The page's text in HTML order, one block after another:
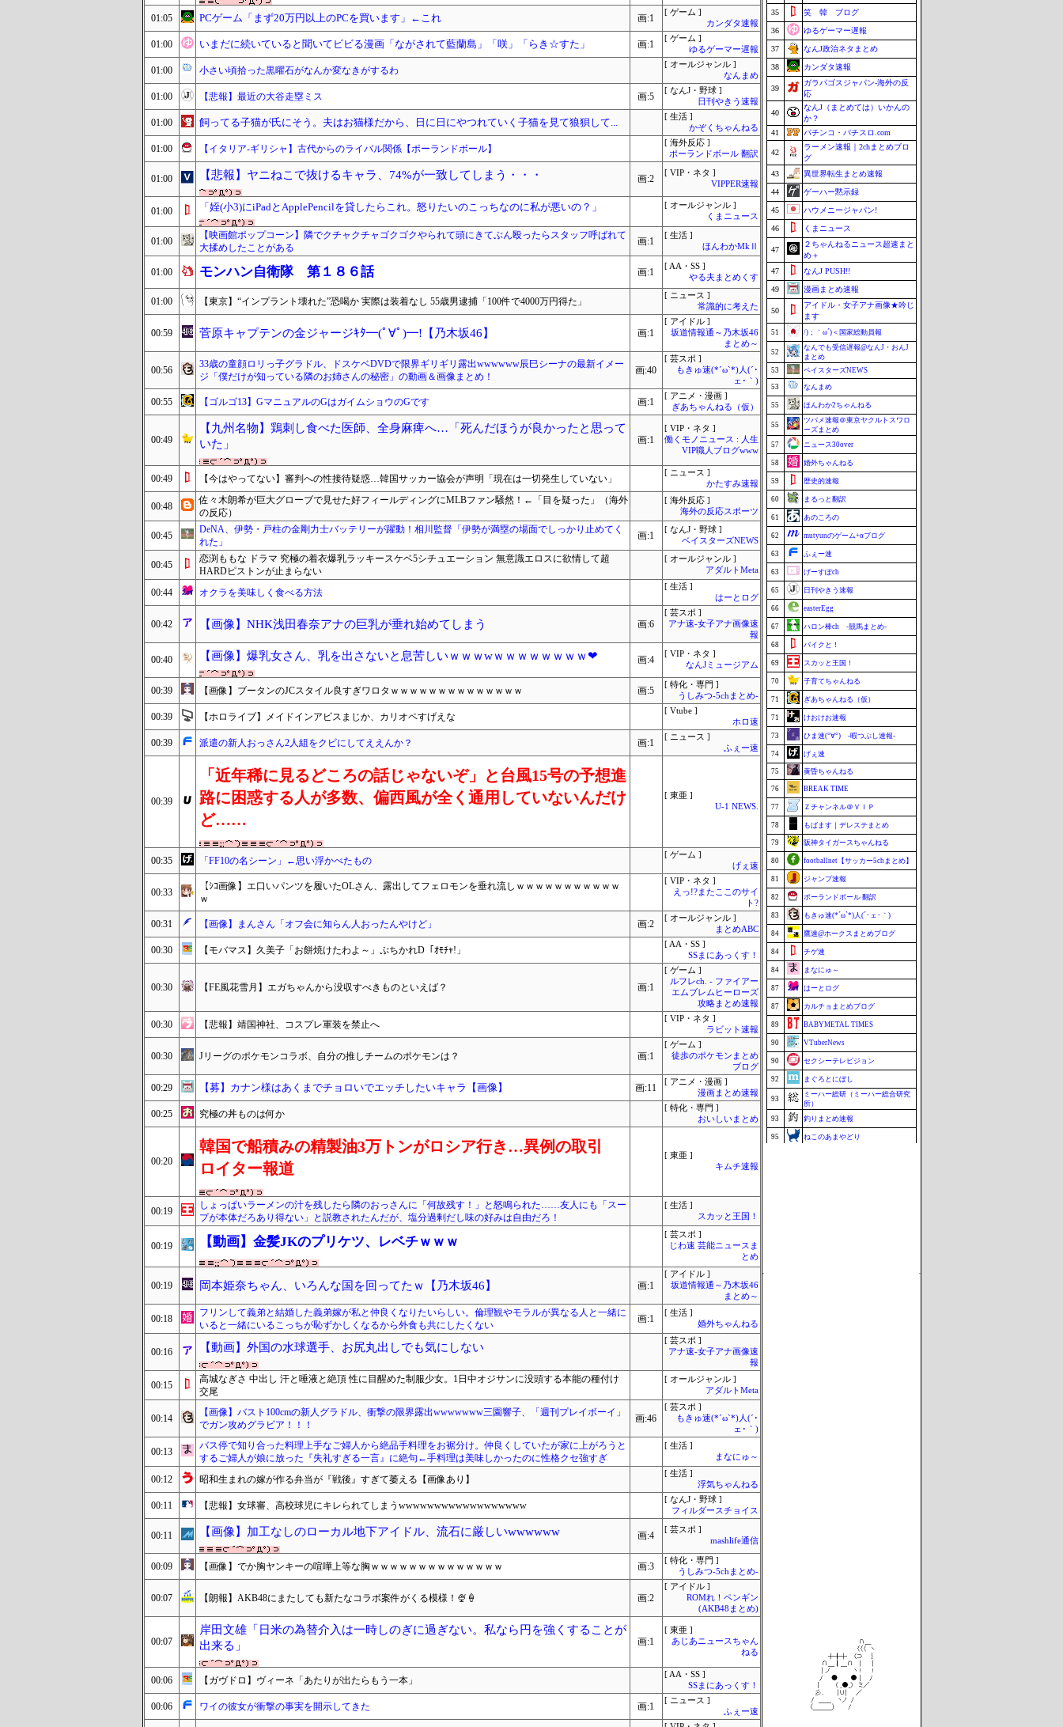
01:05 PCゲーム「まず20万円以上のPCを買います」←これ 画:1
[ ゲーム ]
カンダタ速報
01:00 いまだに続いていると聞いてビビる漫画「ながされて藍蘭島」「咲」「らき☆すた」 画:1
[ ゲーム ]
ゆるゲーマー遅報
01:00 小さい頃拾った黒曜石がなんか変なきがするわ
[ オールジャンル ]
なんまめ
01:00 【悲報】最近の大谷走塁ミス 画:5
[ なんJ・野球 ]
日刊やきう速報
01:00 飼ってる子猫が氏にそう。夫はお猫様だから、日に日にやつれていく子猫を見て狼狽して...
[ 生活 ]
かぞくちゃんねる
01:00 【イタリア-ギリシャ】古代からのライバル関係【ポーランドボール】
[ 海外反応 ]
ポーランドボール 翻訳
01:00 【悲報】ヤニねこで抜けるキャラ、74%が一致してしまう・・・ 画:2
[ VIP・ネタ ]
VIPPER速報
01:00 「姪(小3)にiPadとApplePencilを貸したらこれ。怒りたいのこっちなのに私が悪いの？」
[ オールジャンル ]
くまニュース
01:00
【映画館ポップコーン】隣でクチャクチャゴクゴクやられて頭にきてぶん殴ったらスタッフ呼ばれて
大揉めしたことがある
画:1
[ 生活 ]
ほんわかMkⅡ
01:00 モンハン自衛隊 第１８６話 画:1
[ AA・SS ]
やる夫まとめくす
01:00 【東京】“インプラント壊れた”恐喝か 実際は装着なし 55歳男逮捕「100件で4000万円得た」
[ ニュース ]
常識的に考えた
00:59 菅原キャプテンの金ジャージｷﾀ━(ﾟ∀ﾟ)━!【乃木坂46】 画:1
[ アイドル ]
坂道情報通～乃木坂46
まとめ～
00:56
33歳の童顔ロリっ子グラドル、ドスケベDVDで限界ギリギリ露出wwwwww辰巳シーナの最新イメー
ジ「僕だけが知っている隣のお姉さんの秘密」の動画＆画像まとめ！
画:40
[ 芸スポ ]
もきゅ速(*´ω`*)人(´･
ェ･｀)
00:55 【ゴルゴ13】GマニュアルのGはガイムショウのGです 画:1
[ アニメ・漫画 ]
ぎあちゃんねる（仮）
00:49
【九州名物】鶏刺し食べた医師、全身麻痺へ…「死んだほうが良かったと思って
いた」
画:1
[ VIP・ネタ ]
働くモノニュース : 人生
VIP職人ブログwww
00:49 【今はやってない】審判への性接待疑惑…韓国サッカー協会が声明「現在は一切発生していない」
[ ニュース ]
かたすみ速報
00:48
佐々木朗希が巨大グローブで見せた好フィールディングにMLBファン騒然！←「目を疑った」（海外
の反応）
[ 海外反応 ]
海外の反応スポーツ
00:45
DeNA、伊勢・戸柱の金剛力士バッテリーが躍動！相川監督「伊勢が満塁の場面でしっかり止めてく
れた」
画:1
[ なんJ・野球 ]
ベイスターズNEWS
00:45
恋渕ももな ドラマ 究極の着衣爆乳ラッキースケベ5シチュエーション 無意識エロスに欲情して超
HARDピストンが止まらない
[ オールジャンル ]
アダルトMeta
00:44 オクラを美味しく食べる方法
[ 生活 ]
はーとログ
00:42 【画像】NHK浅田春奈アナの巨乳が垂れ始めてしまう 画:6
[ 芸スポ ]
アナ速‐女子アナ画像速
報
00:40 【画像】爆乳女さん、乳を出さないと息苦しいｗｗｗwｗｗｗｗｗｗｗｗ❤ 画:4
[ VIP・ネタ ]
なんJミュージアム
00:39 【画像】ブータンのJCスタイル良すぎワロタｗｗｗｗｗｗｗｗｗｗｗｗｗｗ 画:5
[ 特化・専門 ]
うしみつ-5chまとめ-
00:39 【ホロライブ】メイドインアビスまじか、カリオペすげえな
[ Vtube ]
ホロ速
00:39 派遣の新人おっさん2人組をクビにしてええんか？ 画:1
[ ニュース ]
ふぇー速
00:39
「近年稀に見るどころの話じゃないぞ」と台風15号の予想進
路に困惑する人が多数、偏西風が全く通用していないんだけ
ど……
[ 東亜 ]
U-1 NEWS.
00:35 「FF10の名シーン」←思い浮かべたもの
[ ゲーム ]
げぇ速
00:33
【ｼｺ画像】エ口いパンツを履いたOLさん、露出してフェロモンを垂れ流しｗｗｗｗｗｗｗｗｗｗｗ
ｗ
[ VIP・ネタ ]
えっ!?またここのサイ
ト?
00:31 【画像】まんさん「オフ会に知らん人おったんやけど」 画:2
[ オールジャンル ]
まとめABC
00:30 【モバマス】久美子「お餅焼けたわよ～」ぷちかれD「ｵﾓﾁｬ!」
[ AA・SS ]
SSまにあっくす！
00:30 【FE風花雪月】エガちゃんから没収すべきものといえば？ 画:1
[ ゲーム ]
ルフレch. - ファイアー
エムブレムヒーローズ
攻略まとめ速報
00:30 【悲報】靖国神社、コスプレ軍装を禁止へ
[ VIP・ネタ ]
ラビット速報
00:30 Jリーグのポケモンコラボ、自分の推しチームのポケモンは？ 画:1
[ ゲーム ]
徒歩のポケモンまとめ
ブログ
00:29 【募】カナン様はあくまでチョロいでエッチしたいキャラ【画像】 画:11
[ アニメ・漫画 ]
漫画まとめ速報
00:25 究極の丼ものは何か
[ 特化・専門 ]
おいしいまとめ
00:20
韓国で船積みの精製油3万トンがロシア行き…異例の取引
ロイター報道
[ 東亜 ]
キムチ速報
00:19
しょっぱいラーメンの汁を残したら隣のおっさんに「何故残す！」と怒鳴られた……友人にも「スー
プが本体だろあり得ない」と説教されたんだが、塩分過剰だし味の好みは自由だろ！
[ 生活 ]
スカッと王国！
00:19 【動画】金髪JKのプリケツ、レベチｗｗｗ
[ 芸スポ ]
じわ速 芸能ニュースま
とめ
00:19 岡本姫奈ちゃん、いろんな国を回ってたｗ【乃木坂46】 画:1
[ アイドル ]
坂道情報通～乃木坂46
まとめ～
00:18
フリンして義弟と結婚した義弟嫁が私と仲良くなりたいらしい。倫理観やモラルが異なる人と一緒に
いると一緒にいるこっちが恥ずかしくなるから外食も共にしたくない
画:1
[ 生活 ]
婚外ちゃんねる
00:16 【動画】外国の水球選手、お尻丸出しでも気にしない
[ 芸スポ ]
アナ速‐女子アナ画像速
報
00:15
高城なぎさ 中出し 汗と唾液と絶頂 性に目醒めた制服少女。1日中オジサンに没頭する本能の種付け
交尾
[ オールジャンル ]
アダルトMeta
00:14
【画像】バスト100cmの新人グラドル、衝撃の限界露出wwwwwww三園響子、「週刊プレイボーイ」
でガン攻めグラビア！！！
画:46
[ 芸スポ ]
もきゅ速(*´ω`*)人(´･
ェ･｀)
00:13
バス停で知り合った料理上手なご婦人から絶品手料理をお裾分け。仲良くしていたが家に上がろうと
するご婦人が娘に放った『失礼すぎる一言』に絶句←手料理は美味しかったのに性格クセ強すぎ
[ 生活 ]
まなにゅ～
00:12 昭和生まれの嫁が作る弁当が『戦後』すぎて萎える【画像あり】
[ 生活 ]
浮気ちゃんねる
00:11 【悲報】女球審、高校球児にキレられてしまうwwwwwwwwwwwwwwwwww
[ なんJ・野球 ]
フィルダースチョイス
00:11 【画像】加工なしのローカル地下アイドル、流石に厳しいwwwwww 画:4
[ 芸スポ ]
mashlife通信
00:09 【画像】でか胸ヤンキーの喧嘩上等な胸ｗｗｗｗｗｗｗｗｗｗｗｗｗｗ 画:3
[ 特化・専門 ]
うしみつ-5chまとめ-
00:07 【朗報】AKB48にまたしても新たなコラボ案件がくる模様！🍨🍦 画:2
[ アイドル ]
ROMれ！ペンギン
(AKB48まとめ)
00:07
岸田文雄「日米の為替介入は一時しのぎに過ぎない。私なら円を強くすることが
出来る」
画:1
[ 東亜 ]
あじあニュースちゃん
ねる
00:06 【ガヴドロ】ヴィーネ「あたりが出たらもう一本」
[ AA・SS ]
SSまにあっくす！
00:06 ワイの彼女が衝撃の事実を開示してきた 画:1
[ ニュース ]
ふぇー速
35 笑 韓 ブログ
36 ゆるゲーマー遅報
37 なんJ政治ネタまとめ
38 カンダタ速報
39
ガラパゴスジャパン-海外の反
応
40
なんJ（まとめては）いかんの
か？
41
パチンコ・パチスロ.com
42
ラーメン速報｜2chまとめブロ
グ
43
異世界転生まとめ速報
44 ゲーハー黙示録
45 ハウメニージャパン!
46 くまニュース
47
２ちゃんねるニュース超速まと
め＋
47
なんJ PUSH!!
49 漫画まとめ速報
50
アイドル・女子アナ画像★吟じ
ます
51 /)；｀ω´)＜国家総動員報
52
なんでも受信遅報@なんJ・おんJ
まとめ
53
ベイスターズNEWS
53 なんまめ
55 ほんわか2ちゃんねる
55
ツバメ速報＠東京ヤクルトスワロ
ーズまとめ
57
ニュース30over
58 婚外ちゃんねる
59 歴史的速報
60 まるっと翻訳
61 あのころの
62 mutyunのゲーム+αブログ
63 ふぇー速
63 げーすぽch
65 日刊やきう速報
66 easterEgg
67 ハロン棒ch -競馬まとめ-
68 バイクと！
69 スカッと王国！
70 子育てちゃんねる
71 ぎあちゃんねる（仮）
71 けおけお速報
73 ひま速(°∀°) -暇つぶし速報-
74 げぇ速
75 黄昏ちゃんねる
76 BREAK TIME
77 Ｚチャンネル＠ＶＩＰ
78 もばます｜デレステまとめ
79 阪神タイガースちゃんねる
80 footballnet【サッカー5chまとめ】
81 ジャンプ速報
82 ポーランドボール 翻訳
83 もきゅ速(*´ω`*)人(´･ェ･｀)
84 鷹速@ホークスまとめブログ
84 チゲ速
84 まなにゅ～
87 はーとログ
87 カルチョまとめブログ
89 BABYMETAL TIMES
90 VTuberNews
90 セクシーテレビジョン
92 まぐろとにぼし
93
ミーハー総研（ミーハー総合研究
所）
93
釣りまとめ速報
95 ねこのあまやどり